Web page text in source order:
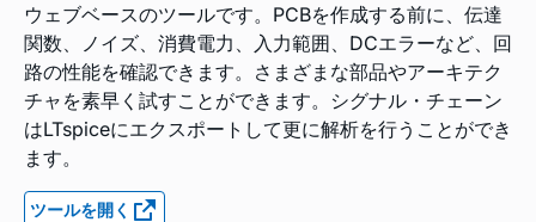
ウェブベースのツールです。PCBを作成する前に、伝達
関数、ノイズ、消費電力、入力範囲、DCエラーなど、回
路の性能を確認できます。さまざまな部品やアーキテク
チャを素早く試すことができます。シグナル・チェーン
はLTspiceにエクスポートして更に解析を行うことができ
ます。
ツールを開く